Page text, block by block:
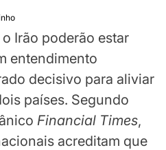
Irão poderão estar
entendimento
decisivo para aliviar
países. Segundo
Financial Times,
acreditam que